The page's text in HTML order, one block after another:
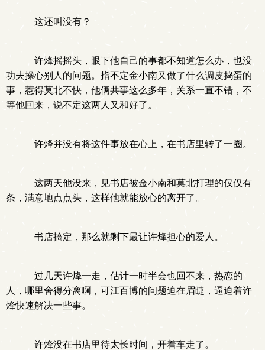
这还叫没有？
许烽摇摇头，眼下他自己的事都不知道怎么办，也没
功夫操心别人的问题。指不定金小南又做了什么调皮捣蛋的
事，惹得莫北不快，他俩共事这么多年，关系一直不错，不
等他回来，说不定这两人又和好了。
许烽并没有将这件事放在心上，在书店里转了一圈。
这两天他没来，见书店被金小南和莫北打理的仅仅有
条，满意地点点头，这样他就能放心的离开了。
书店搞定，那么就剩下最让许烽担心的爱人。
过几天许烽一走，估计一时半会也回不来，热恋的
人，哪里舍得分离啊，可江百博的问题迫在眉睫，逼迫着许
烽快速解决一些事。
许烽没在书店里待太长时间，开着车走了。